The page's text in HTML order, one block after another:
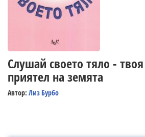
Слушай своето тяло -
приятел на земята
Автор: Лиз Бурбо